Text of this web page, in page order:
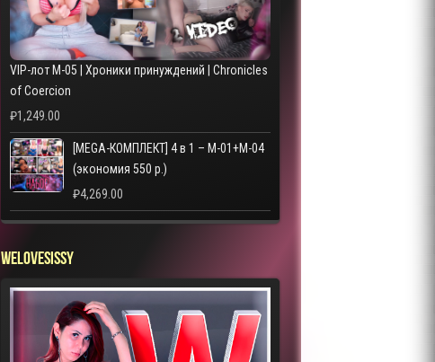
VIP-лот M-05 | Хроники принуждений | Chronicles
of Coercion
₽1,249.00
[MEGA-КОМПЛЕКТ] 4 в 1 – M-01+M-04
(экономия 550 р.)
₽4,269.00
WELOVESISSY